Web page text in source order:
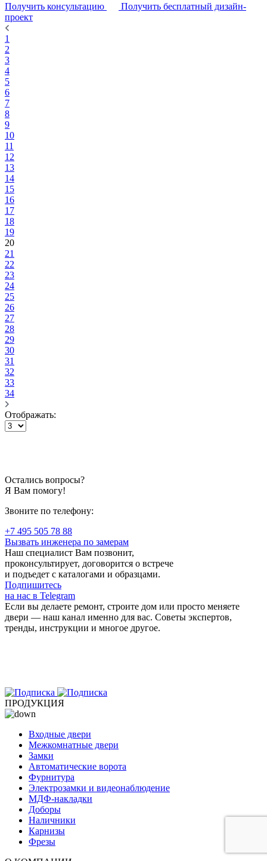
Получить консультацию
Получить бесплатный дизайн-
проект
1
2
3
4
5
6
7
8
9
10
11
12
13
14
15
16
17
18
19
20
21
22
23
24
25
26
27
28
29
30
31
32
33
34
Отображать:
Остались вопросы?
Я Вам помогу!
Звоните по телефону:
+7 495 505 78 88
Вызвать инженера по замерам
Наш специалист Вам позвонит,
проконсультирует, договорится о встрече
и подъедет с каталогами и образцами.
Подпишитесь
на нас в Telegram
Если вы делаете ремонт, строите дом или просто меняете
двери — наш канал именно для вас. Советы экспертов,
тренды, инструкции и многое другое.
ПРОДУКЦИЯ
Входные двери
Межкомнатные двери
Замки
Автоматические ворота
Фурнитура
Электрозамки и видеонаблюдение
МДФ-накладки
Доборы
Наличники
Карнизы
Фрезы